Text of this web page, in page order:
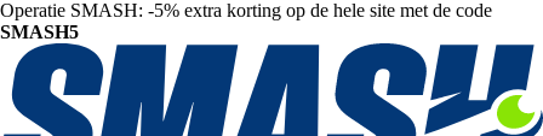
Operatie SMASH: -5% extra korting op de hele site met de code
SMASH5